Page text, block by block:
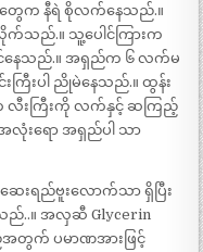
ေက နီရဲ စိုလက်နေသည်.။
ည်.။ သူ့ပေါင်ကြားက
င်နေသည်.။ အရှည်က ၆ လက်မ
းကြီးပါ ညိုမဲနေသည်.။ ထွန်း
လီးကြီးကို လက်နှင့် ဆကြည့်
းရော အရှည်ပါ သာ
းရည်ဗူးလောက်သာ ရှိပြီး
။ အလှဆီ Glycerin
က် ပမာဏအားဖြင့်